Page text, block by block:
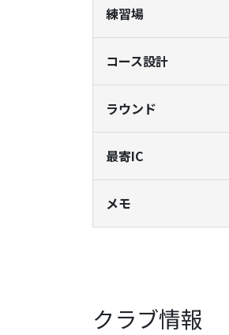
練習場
コース設計
ラウンド
最寄IC
メモ
クラブ情報